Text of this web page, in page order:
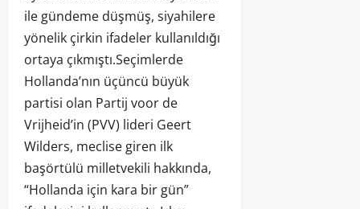
ile gündeme düşmüş, siyahilere
yönelik çirkin ifadeler kullanıldığı
ortaya çıkmıştı.Seçimlerde
Hollanda’nın üçüncü büyük
partisi olan Partij voor de
Vrijheid’in (PVV) lideri Geert
Wilders, meclise giren ilk
başörtülü milletvekili hakkında,
“Hollanda için kara bir gün”